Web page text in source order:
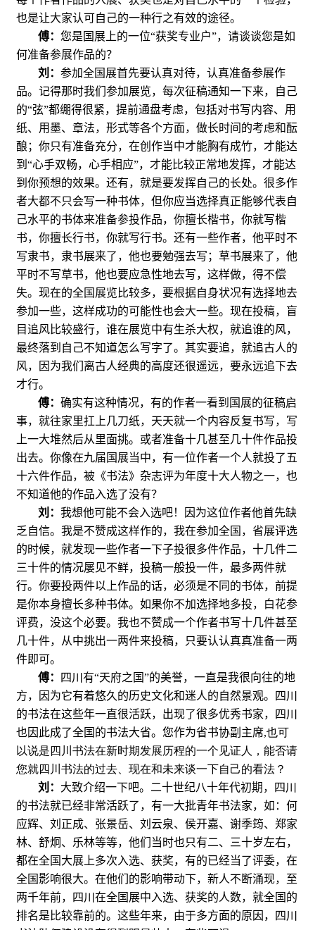
也是让大家认可自己的一种行之有效的途径。
傅：您是国展上的一位“获奖专业户”，请谈谈您是如
何准备参展作品的？
刘：参加全国展首先要认真对待，认真准备参展作
品。记得那时我们参加展览，每次征稿通知一下来，自己
的“弦”都绷得很紧，提前通盘考虑，包括对书写内容、用
纸、用墨、章法，形式等各个方面，做长时间的考虑和酝
酿；你只有准备充分，在创作当中才能胸有成竹，才能达
到“心手双畅，心手相应”，才能比较正常地发挥，才能达
到你预想的效果。还有，就是要发挥自己的长处。很多作
者大都不只会写一种书体，但你应当选择真正能够代表自
己水平的书体来准备参投作品，你擅长楷书，你就写楷
书，你擅长行书，你就写行书。还有一些作者，他平时不
写隶书，隶书展来了，他也要勉强去写；草书展来了，他
平时不写草书，他也要应急性地去写，这样做，得不偿
失。现在的全国展览比较多，要根据自身状况有选择地去
参加一些，这样成功的可能性也会大一些。现在投稿，盲
目追风比较盛行，谁在展览中有生杀大权，就追谁的风，
最终落到自己不知道怎么写字了。其实要追，就追古人的
风，因为我们离古人经典的高度还很遥远，要永远追下去
才行。
傅：确实有这种情况，有的作者一看到国展的征稿启
事，就往家里扛上几刀纸，天天就一个内容反复书写，写
上一大堆然后从里面挑。或者准备十几甚至几十件作品投
出去。你像在九届国展当中，有一位作者一个人就投了五
十六件作品，被《书法》杂志评为年度十大人物之一，也
不知道他的作品入选了没有？
刘：我想他可能不会入选吧！因为这位作者他首先缺
乏自信。我是不赞成这样作的，我在参加全国，省展评选
的时候，就发现一些作者一下子投很多件作品，十几件二
三十件的情况屡见不鲜，投稿一般投一件，最多两件就
行。你要投两件以上作品的话，必须是不同的书体，前提
是你本身擅长多种书体。如果你不加选择地多投，白花参
评费，没这个必要。我也不赞成一个作者书写十几件甚至
几十件，从中挑出一两件来投稿，只要认认真真准备一两
件即可。
傅： 四川有“天府之国”的美誉，一直是我很向往的地
方，因为它有着悠久的历史文化和迷人的自然景观。四川
的书法在这些年一直很活跃，出现了很多优秀书家，四川
也因此成了全国的书法大省。您作为省书协副主席,也可
以说是四川书法在新时期发展历程的一个见证人，能否请
您就四川书法的过去、现在和未来谈一下自己的看法？
刘： 大致介绍一下吧。二十世纪八十年代初期，四川
的书法就已经非常活跃了，有一大批青年书法家，如：何
应辉、刘正成、张景岳、刘云泉、侯开嘉、谢季筠、郑家
林、舒炯、乐林等等，他们当时也只有二、三十岁左右，
都在全国大展上多次入选、获奖，有的已经当了评委，在
全国影响很大。在他们的影响带动下，新人不断涌现，至
两千年前，四川在全国展中入选、获奖的人数，就全国的
排名是比较靠前的。这些年来，由于多方面的原因，四川